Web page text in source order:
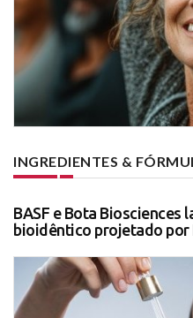
INGREDIENTES &
BASF e Bota Biosciences
bioidêntico projetado por